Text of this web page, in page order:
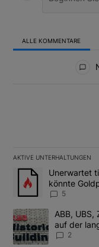
ALLE KOMMENTARE
AKTIVE UNTERHALTUNGEN
Das Folgende ist
Ein Trendartikel mit
Unerwartet
könnte
5
Ein Trendartikel mit
ABB, UBS,
auf der
2